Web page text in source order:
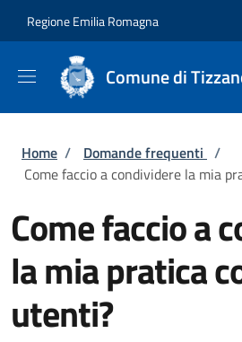
Regione Emilia Romagna
Comune di
Briciole di pane
Home / Domande frequenti /
Come faccio a condividere la mia
Come faccio a
la mia pratica
utenti?